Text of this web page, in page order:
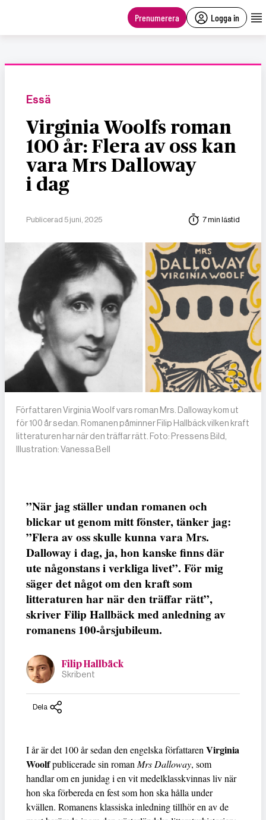
Prenumerera Logga in
Essä
Virginia Woolfs roman
100 år: Flera av oss kan
vara Mrs Dalloway
i dag
Publicerad 5 juni, 2025 7 min lästid
Författaren Virginia Woolf vars roman Mrs. Dalloway kom ut
för 100 år sedan. Romanen påminner Filip Hallbäck vilken kraft
litteraturen har när den träffar rätt. Foto: Pressens Bild,
Illustration: Vanessa Bell
”När jag ställer undan romanen och
blickar ut genom mitt fönster, tänker jag:
”Flera av oss skulle kunna vara Mrs.
Dalloway i dag, ja, hon kanske finns där
ute någonstans i verkliga livet”. För mig
säger det något om den kraft som
litteraturen har när den träffar rätt”,
skriver Filip Hallbäck med anledning av
romanens 100-årsjubileum.
Filip Hallbäck
Skribent
Dela
I år är det 100 år sedan den engelska författaren Virginia
Woolfpublicerade sin roman Mrs Dalloway, som
handlar om en junidag i en vit medelklasskvinnas liv när
hon ska förbereda en fest som hon ska hålla under
kvällen. Romanens klassiska inledning tillhör en av de